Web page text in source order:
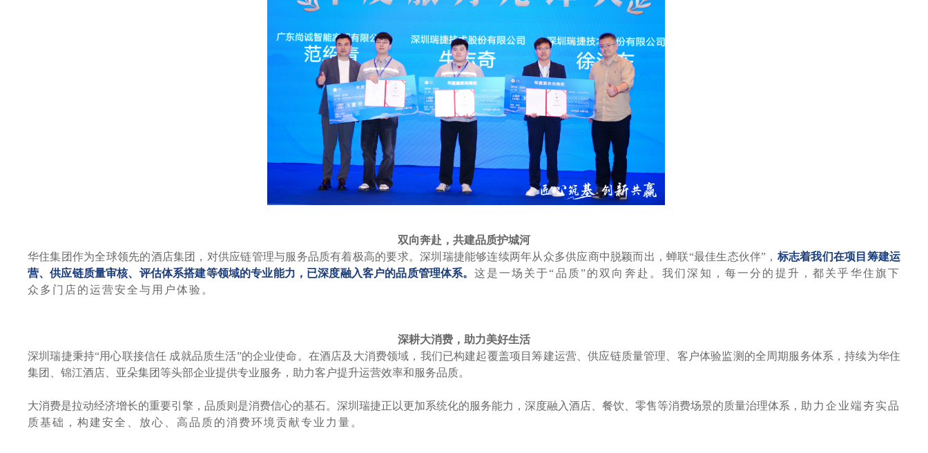
双向奔赴，共建品质护城河
华住集团作为全球领先的酒店集团，对供应链管理与服务品质有着极高的要求。深圳瑞捷能够连续两年从众多供应商中脱颖而出，蝉联“最佳生态伙伴”， 标志着我们在项目筹建运
营、供应链质量审核、评估体系搭建等领域的专业能力，已深度融入客户的品质管理体系。 这是一场关于“品质”的双向奔赴。我们深知，每一分的提升，都关乎华住旗下
众多门店的运营安全与用户体验。
深耕大消费，助力美好生活
深圳瑞捷秉持“用心联接信任 成就品质生活”的企业使命。在酒店及大消费领域，我们已构建起覆盖项目筹建运营、供应链质量管理、客户体验监测的全周期服务体系，持续为华住
集团、锦江酒店、亚朵集团等头部企业提供专业服务，助力客户提升运营效率和服务品质。
大消费是拉动经济增长的重要引擎，品质则是消费信心的基石。深圳瑞捷正以更加系统化的服务能力，深度融入酒店、餐饮、零售等消费场景的质量治理体系， 助力企业端夯实品
质基础，构建安全、放心、高品质的消费环境贡献专业力量。